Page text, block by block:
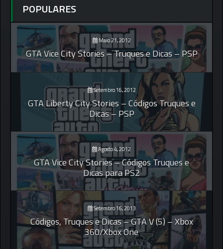
POPULARES
Maio 21, 2012
GTA Vice City Stories – Truques e Dicas – PSP
Setembro 16, 2012
GTA Liberty City Stories – Códigos Truques e
Dicas – PSP
Agosto 4, 2012
GTA Vice City Stories – Códigos Truques e
Dicas para PS2
Setembro 16, 2013
Códigos, Truques e Dicas – GTA V (5) – Xbox
360/Xbox One